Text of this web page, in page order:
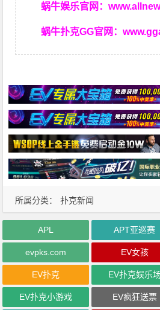
蜗牛娱乐官网：
蜗牛扑克GG官网：
所属分类： 扑克新闻
APL APT亚巡赛
evpks.com EV女孩
EV扑克 EV扑克娱乐
EV扑克小游戏 EV疯狂送票